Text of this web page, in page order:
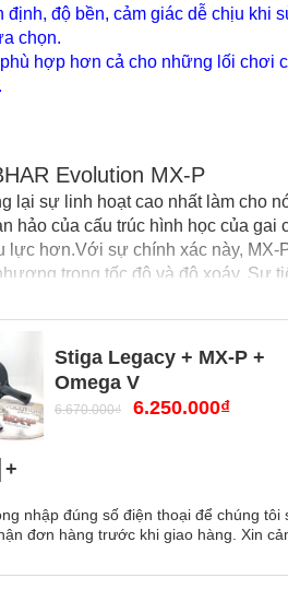
định, độ bền, cảm giác dễ chịu
chọn.
hợp hơn cả cho những lối chơi
Evolution MX-P
lại sự linh hoạt cao nhất làm cho
hảo của cấu trúc hình học của
lực hơn.Với sự chính xác này, MX-
trong tốc độ và độ xoáy. Sự
cảm giác bóng nhiều hơn rất
lực ở gần và không xa bàn.
5 Asia
áp dụng những công nghệ tiên
(ESN Elastomer)ở Đức.
Các
serie trước đó là tốc độ , độ xoáy
tin dùng trong thời gian qua thì
giúp tăng
hiện đại nhất một cách dễ dàng.
Stiga Legacy + MX-P +
Omega V
6.670.000₫ 6.250.000₫
+
nhập đúng số điện thoại để chúng tôi
đơn hàng trước khi giao hàng. Xin